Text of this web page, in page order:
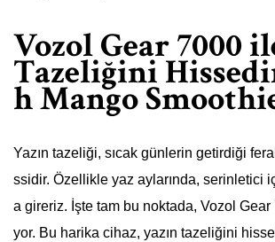
Vozol Gear 7000
Tazeliğini
h Mango
Yazın tazeliği, sıcak günlerin getirdiği
ssidir. Özellikle yaz aylarında, serinletici
a gireriz. İşte tam bu noktada, Vozol
yor. Bu harika cihaz, yazın tazeliğini